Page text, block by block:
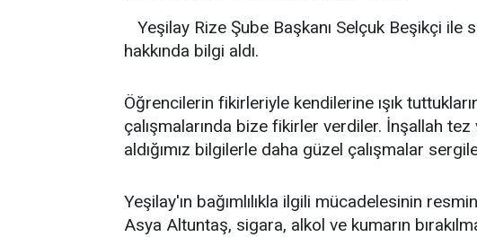
Yeşilay Rize Şube Başkanı Selçuk Beşikçi ile
hakkında bilgi aldı.
Öğrencilerin fikirleriyle kendilerine ışık
çalışmalarında bize fikirler verdiler. İnşallah
aldığımız bilgilerle daha güzel çalışmalar
Yeşilay'ın bağımlılıkla ilgili mücadelesinin
Asya Altuntaş, sigara, alkol ve kumarın